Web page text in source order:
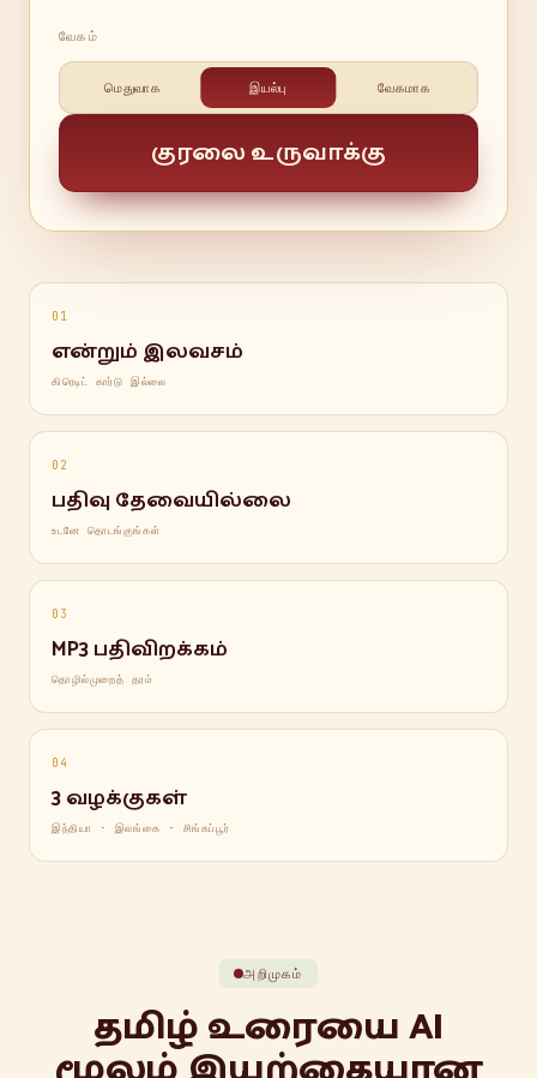
வேகம்
மெதுவாக இயல்பு வேகமாக
குரலை உருவாக்கு
01
என்றும் இலவசம்
கிரெடிட் கார்டு இல்லை
02
பதிவு தேவையில்லை
உடனே தொடங்குங்கள்
03
MP3 பதிவிறக்கம்
தொழில்முறைத் தரம்
04
3 வழக்குகள்
இந்தியா · இலங்கை · சிங்கப்பூர்
அறிமுகம்
தமிழ் உரையை AI